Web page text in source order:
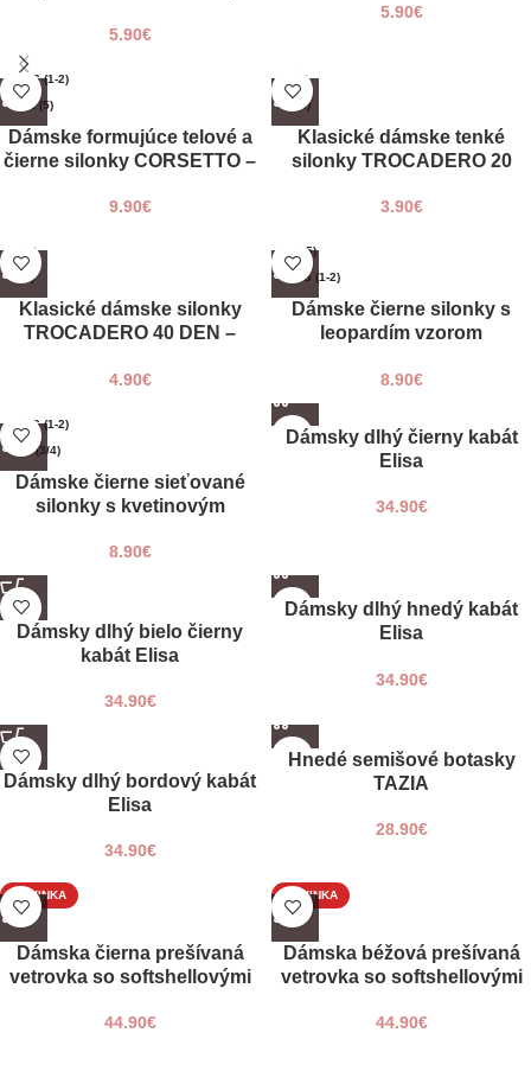
DEN
5.90€
5.90€
XS/S (1-2)
XXL (5)
M/L (3/4)
Dámske formujúce telové a
čierne silonky CORSETTO –
efekt
9.90€
L (4)
M (3)
S (2)
XL (5)
Klasické dámske tenké
silonky TROCADERO 20
3.90€
L (4)
L(4)
M (3)
S (2)
Klasické dámske silonky
TROCADERO 40 DEN –
4.90€
XL (5)
XS/S (1-2)
M/L (3/4)
Dámske čierne silonky s
leopardím vzorom
8.90€
XS/S (1-2)
M/L (3/4)
Dámske čierne sieťované
silonky s kvetinovým
8.90€
UNI
Dámsky dlhý čierny kabát
Elisa
34.90€
UNI
Dámsky dlhý bielo čierny
kabát Elisa
34.90€
UNI
Dámsky dlhý hnedý kabát
Elisa
34.90€
UNI
Dámsky dlhý bordový kabát
Elisa
34.90€
Hnedé semišové botasky
TAZIA
28.90€
NOVINKA
M
L
Dámska čierna prešívaná
vetrovka so softshellovými
44.90€
NOVINKA
M
L
Dámska béžová prešívaná
vetrovka so softshellovými
44.90€